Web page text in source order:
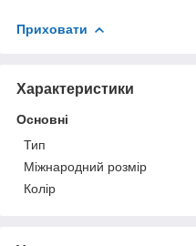
Приховати
Характеристики
Основні
Тип
Міжнародний розмір
Колір